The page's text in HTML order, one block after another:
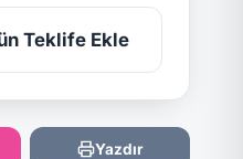
Teklife Ekle
Yazdır